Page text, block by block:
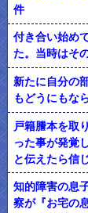
件
付き合い始め
た。当時はそ
新たに自分の
もどうにもな
戸籍謄本を取
った事が発覚
と伝えたら信
知的障害の息
察が『お宅の